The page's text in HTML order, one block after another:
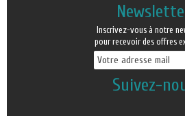
Inscrivez-vous à notre
pour recevoir des offres
Suivez-